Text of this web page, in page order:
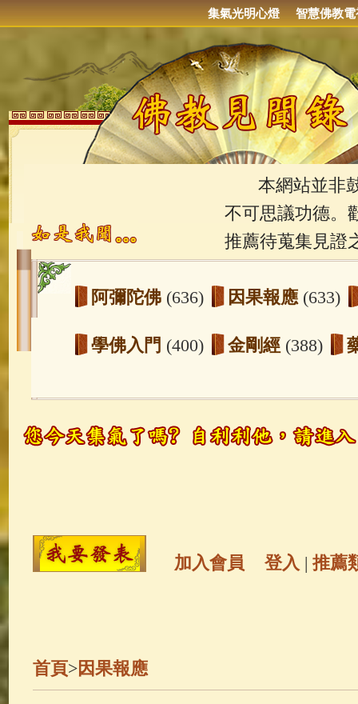
集氣光明心燈 智慧佛教電
本網站並非鼓
不可思議功德。
推薦待蒐集見證
阿彌陀佛 (636) 因果報應 (633)
學佛入門 (400) 金剛經 (388)
玉曆寶鈔(236) 地藏經(225)
觀世音菩薩 (147) 聖救度佛母(
金山活佛
善財童子五十三參
加入會員 登入 | 推薦
首頁>因果報應